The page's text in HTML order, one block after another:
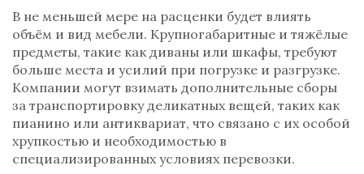
В не меньшей мере на расценки будет влиять
объём и вид мебели. Крупногабаритные и тяжёлые
предметы, такие как диваны или шкафы, требуют
больше места и усилий при погрузке и разгрузке.
Компании могут взимать дополнительные сборы
за транспортировку деликатных вещей, таких как
пианино или антиквариат, что связано с их особой
хрупкостью и необходимостью в
специализированных условиях перевозки.